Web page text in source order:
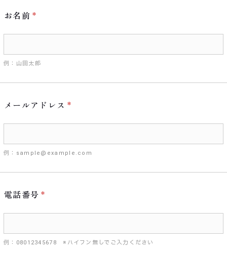
お名前
例：山田太郎
メールアドレス
例：sample@example.com
電話番号
例：08012345678 ※ハイフン無しでご入力ください